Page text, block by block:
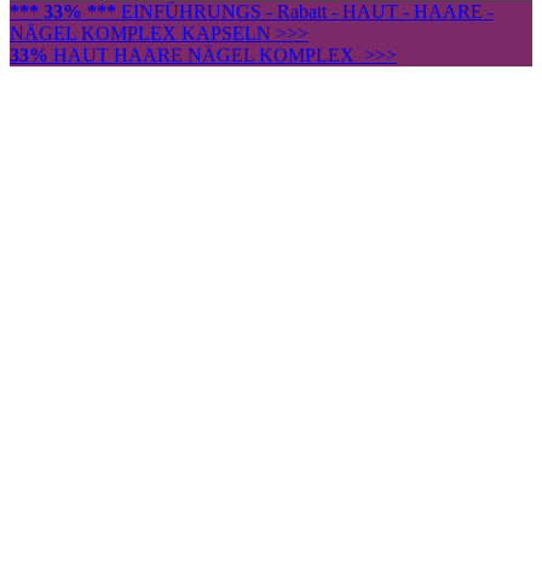
*** 33% *** EINFÜHRUNGS - Rabatt - HAUT - HAARE -
NÄGEL KOMPLEX KAPSELN >>>
33% HAUT HAARE NÄGEL KOMPLEX >>>